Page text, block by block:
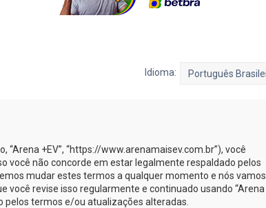
Idioma:
“Arena +EV”, “https://www.arenamaisev.com.br”), você
você não concorde em estar legalmente respaldado pelos
mudar estes termos a qualquer momento e nós vamos
revise isso regularmente e continuado usando “Arena
pelos termos e/ou atualizações alteradas.